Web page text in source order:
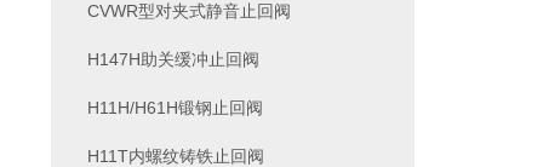
CVWR型对夹式静音止回阀
H147H助关缓冲止回阀
H11H/H61H锻钢止回阀
H11T内螺纹铸铁止回阀